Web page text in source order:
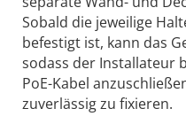
Sobald die jeweilige
befestigt ist, kann das
sodass der Installateur
PoE-Kabel
zuverlässig zu fixieren.